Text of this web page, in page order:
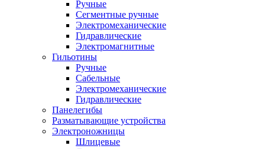
Ручные
Сегментные ручные
Электромеханические
Гидравлические
Электромагнитные
Гильотины
Ручные
Сабельные
Электромеханические
Гидравлические
Панелегибы
Разматывающие устройства
Электроножницы
Шлицевые